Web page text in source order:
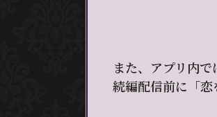
また、アプリ内
続編配信前に「恋